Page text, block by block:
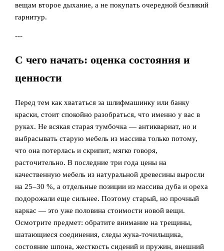
вещам второе дыхание, а не покупать очередной безликий
гарнитур.
---
С чего начать: оценка состояния и
ценности
Перед тем как хвататься за шлифмашинку или банку
краски, стоит спокойно разобраться, что именно у вас в
руках. Не всякая старая тумбочка — антиквариат, но и
выбрасывать старую мебель из массива только потому,
что она потерлась и скрипит, мягко говоря,
расточительно. В последние три года цены на
качественную мебель из натуральной древесины выросли
на 25–30 %, а отдельные позиции из массива дуба и ореха
подорожали еще сильнее. Поэтому старый, но прочный
каркас — это уже половина стоимости новой вещи.
Осмотрите предмет: обратите внимание на трещины,
шатающиеся соединения, следы жука‑точильщика,
состояние шпона, жесткость сидений и пружин, внешний